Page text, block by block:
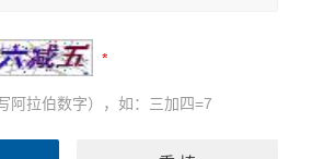
阿拉伯数字），如：三加四=7